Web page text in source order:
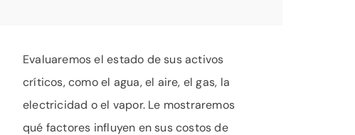
Evaluaremos el estado de sus activos
críticos, como el agua, el aire, el gas, la
electricidad o el vapor. Le mostraremos
qué factores influyen en sus costos de